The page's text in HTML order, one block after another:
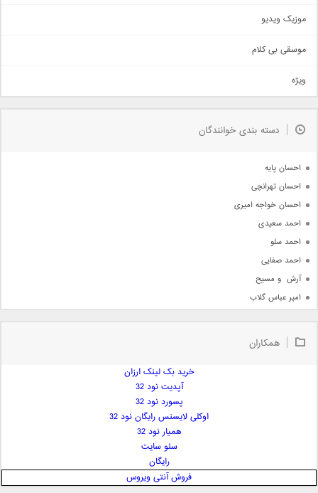
سنتی
اهنگ بندرعباسی
دمو
مذهبی
جدیدترین ها
موزیک ویدیو
موسقی بی کلام
ویژه
دسته بندی خوانندگان
احسان پایه
احسان تهرانچی
احسان خواجه امیری
احمد سعیدی
احمد سلو
احمد صفایی
آرش  و مسیح
امیر عباس گلاب
امیر علی
ایمان غلامی
همکاران
خرید بک لینک ارزان
آپدیت نود 32
پسورد نود 32
اوکلی لایسنس رایگان نود 32
همیار نود 32
سئو سایت
رایگان
فروش آنتی ویروس